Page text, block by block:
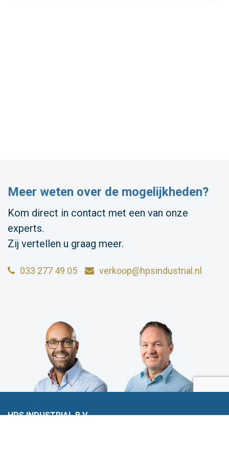
Meer weten over de mogelijkheden?
Kom direct in contact met een van onze
experts.
Zij vertellen u graag meer.
033 277 49 05 verkoop@hpsindustrial.nl
HPS INDUSTRIAL B.V.